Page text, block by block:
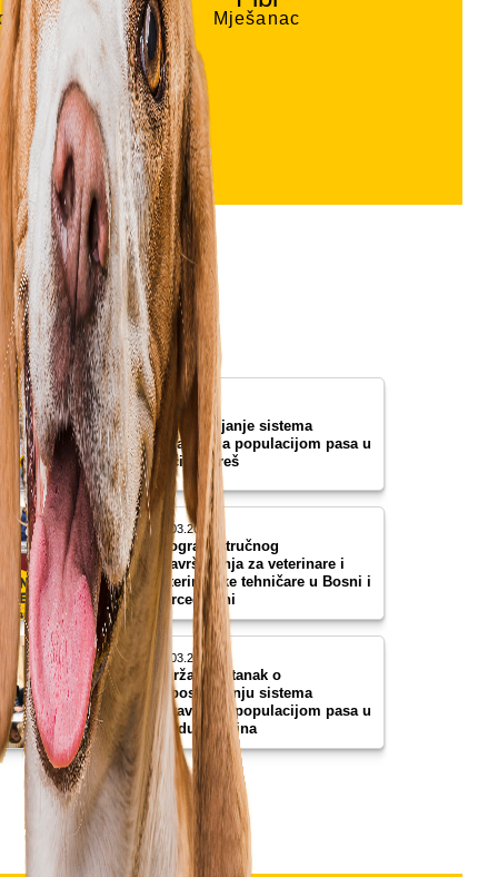
Mješanac
19.05.2026
Uspostavljanje sistema
upravljanja populacijom pasa u
općini Vareš
18.03.2026
Program stručnog
usavršavanja za veterinare i
veterinarske tehničare u Bosni i
Hercegovini
05.03.2026
Održan sastanak o
uspostavljanju sistema
upravljanja populacijom pasa u
Gradu Bijeljina